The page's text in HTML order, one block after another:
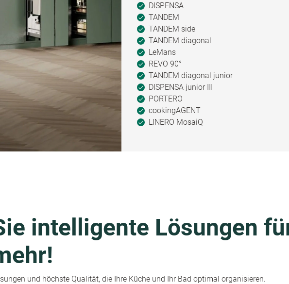
DISPENSA
TANDEM
TANDEM side
TANDEM diagonal
LeMans
REVO 90°
TANDEM diagonal junior
DISPENSA junior III
PORTERO
cookingAGENT
LINERO MosaiQ
intelligente Lösungen
und höchste Qualität, die Ihre Küche und Ihr Bad optimal organisieren.